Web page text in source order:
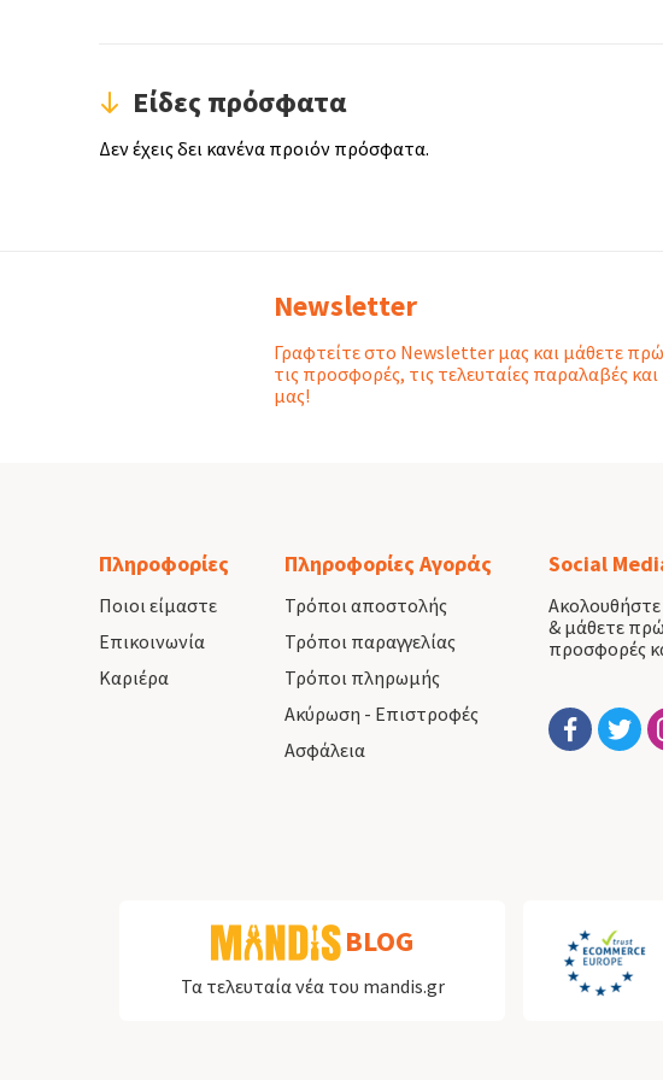
Είδες πρόσφατα
Δεν έχεις δει κανένα προιόν πρόσφατα.
Newsletter
Γραφτείτε στο Newsletter μας και μάθετε
τις προσφορές, τις τελευταίες παραλαβές και
μας!
Πληροφορίες
Ποιοι είμαστε
Επικοινωνία
Καριέρα
Πληροφορίες Αγοράς
Τρόποι αποστολής
Τρόποι παραγγελίας
Τρόποι πληρωμής
Ακύρωση - Επιστροφές
Ασφάλεια
Social
& μάθετε
προσφορές
BLOG
Τα τελευταία νέα του mandis.gr